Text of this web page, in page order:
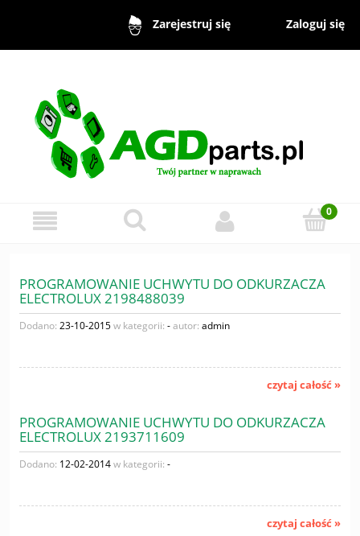
Zarejestruj się Zaloguj się
PROGRAMOWANIE UCHWYTU DO ODKURZACZA
ELECTROLUX 2198488039
Dodano: 23-10-2015w kategorii: -autor: admin
czytaj całość »
PROGRAMOWANIE UCHWYTU DO ODKURZACZA
ELECTROLUX 2193711609
Dodano: 12-02-2014w kategorii: -
czytaj całość »